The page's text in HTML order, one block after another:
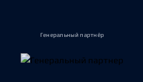
Генеральный партнёр